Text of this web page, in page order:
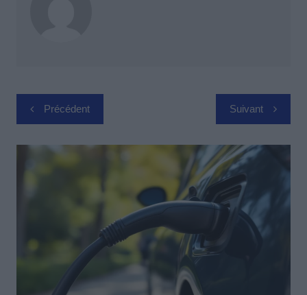
Navigation
de
l’article
Précédent Suivant